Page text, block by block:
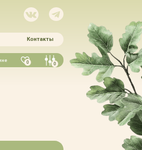
Контакты
0 0